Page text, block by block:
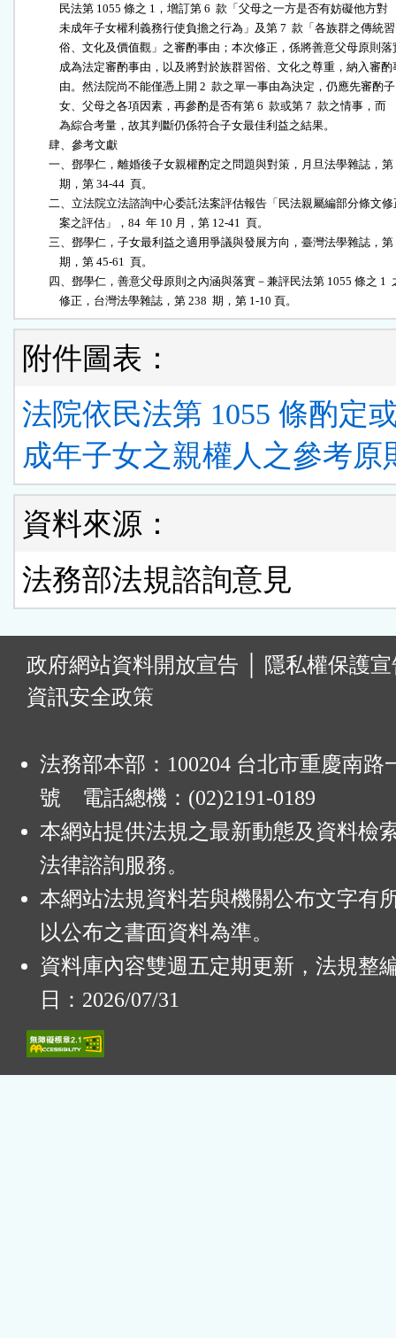
              民法第 1055 條之 1，增訂第 6  款「父母之一方是否有妨礙他方對
              未成年子女權利義務行使負擔之行為」及第 7  款「各族群之傳統習
俗、文化及價值觀」之審酌事由；本次修正，係將善意父母原則落
成為法定審酌事由，以及將對於族群習俗、文化之尊重，納入審酌
              由。然法院尚不能僅憑上開 2  款之單一事由為決定，仍應先審酌子
              女、父母之各項因素，再參酌是否有第 6  款或第 7  款之情事，而
              為綜合考量，故其判斷仍係符合子女最佳利益之結果。
          肆、參考文獻
一、鄧學仁，離婚後子女親權酌定之問題與對策，月旦法學雜誌，第
              期，第 34-44  頁。
二、立法院立法諮詢中心委託法案評估報告「民法親屬編部分條文
              案之評估」，84  年 10 月，第 12-41  頁。
三、鄧學仁，子女最利益之適用爭議與發展方向，臺灣法學雜誌，第
              期，第 45-61  頁。
四、鄧學仁，善意父母原則之內涵與落實－兼評民法第 1055 條之 1
              修正，台灣法學雜誌，第 238  期，第 1-10 頁。
附件圖表：
法院依民法第 1055 條酌定
成年子女之親權人之參考原
資料來源：
法務部法規諮詢意見
政府網站資料開放宣告
隱私權保護
資訊安全政策
法務部本部：100204 台北市重慶南路
號 電話總機：(02)2191-0189
本網站提供法規之最新動態及資料檢
法律諮詢服務。
本網站法規資料若與機關公布文字有
以公布之書面資料為準。
資料庫內容雙週五定期更新，法規整
日：2026/07/31